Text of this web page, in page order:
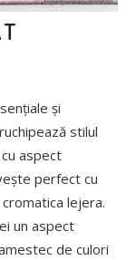
și
stilul
aspect
perfect cu
lejera.
un aspect
de culori